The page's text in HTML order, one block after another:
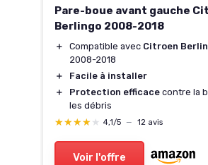
Pare-boue avant gauche
Berlingo 2008-2018
＋ Compatible avec Citroen
2008-2018
＋
Facile à installer
＋
Protection efficace contre la
les débris
★★★★★
★★★★★ 4,1/5 — 12 avis
Voir l'offre